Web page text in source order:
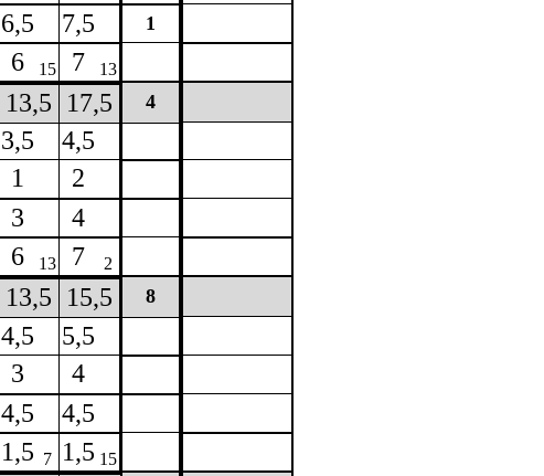
6,5 7,5
1
6 15 7 13
13,5 17,5
4
3,5 4,5
1 2
3 4
6 13 7 2
13,5 15,5
8
4,5 5,5
3 4
4,5 4,5
1,5 7 1,5 15